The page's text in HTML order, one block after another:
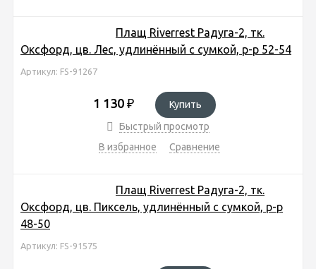
Плащ Riverrest Радуга-2, тк.
Оксфорд, цв. Лес, удлинённый с сумкой, р-р 52-54
Артикул: FS-91267
1 130 ₽
Купить
Быстрый просмотр
В избранное
Сравнение
Плащ Riverrest Радуга-2, тк.
Оксфорд, цв. Пиксель, удлинённый с сумкой, р-р
48-50
Артикул: FS-91575